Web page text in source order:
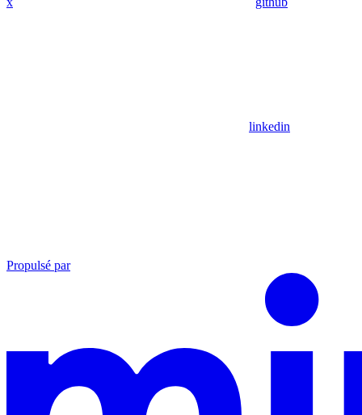
linkedin
Propulsé par